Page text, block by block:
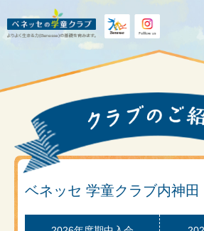
ベネッセ 学童クラブ内神田